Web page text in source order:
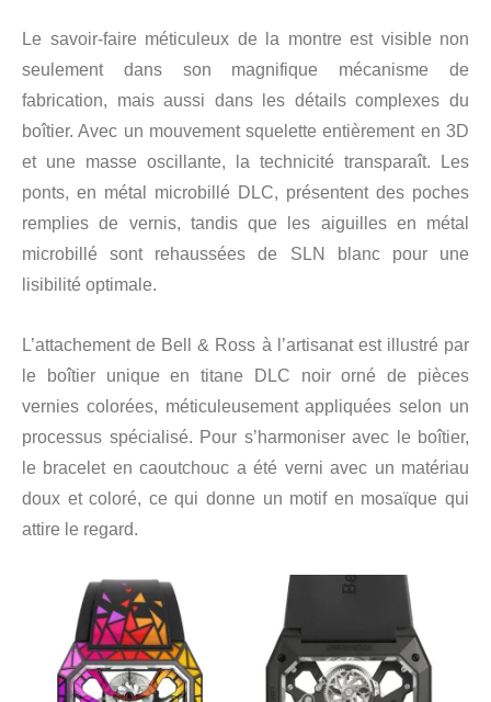
Le savoir-faire méticuleux de la montre est visible non
seulement dans son magnifique mécanisme de
fabrication, mais aussi dans les détails complexes du
boîtier. Avec un mouvement squelette entièrement en 3D
et une masse oscillante, la technicité transparaît. Les
ponts, en métal microbillé DLC, présentent des poches
remplies de vernis, tandis que les aiguilles en métal
microbillé sont rehaussées de SLN blanc pour une
lisibilité optimale.
L’attachement de Bell & Ross à l’artisanat est illustré par
le boîtier unique en titane DLC noir orné de pièces
vernies colorées, méticuleusement appliquées selon un
processus spécialisé. Pour s’harmoniser avec le boîtier,
le bracelet en caoutchouc a été verni avec un matériau
doux et coloré, ce qui donne un motif en mosaïque qui
attire le regard.